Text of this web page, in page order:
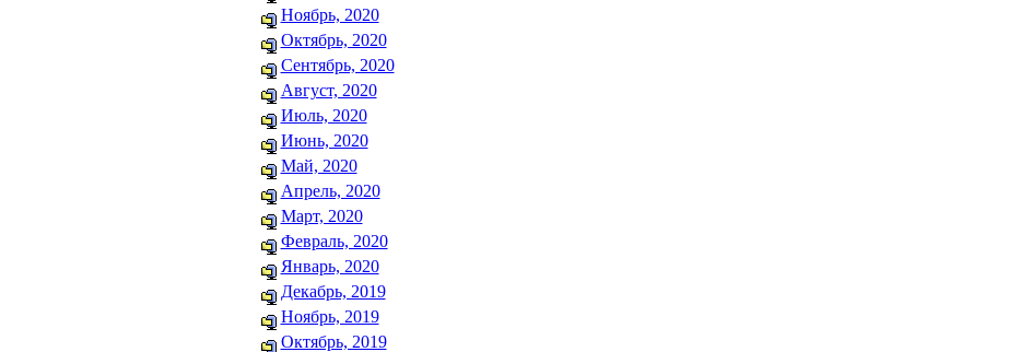
Ноябрь, 2020
Октябрь, 2020
Сентябрь, 2020
Август, 2020
Июль, 2020
Июнь, 2020
Май, 2020
Апрель, 2020
Март, 2020
Февраль, 2020
Январь, 2020
Декабрь, 2019
Ноябрь, 2019
Октябрь, 2019